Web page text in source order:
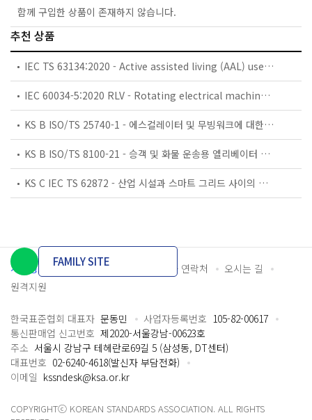
함께 구입한 상품이 존재하지 않습니다.
추천 상품
IEC TS 63134:2020 - Active assisted living (AAL) use cases
IEC 60034-5:2020 RLV - Rotating electrical machines - Part 5: Degrees of protection provided by the integral design of rotating electrical machines (IP code) - Classification
KS B ISO/TS 25740-1 - 에스컬레이터 및 무빙워크에 대한 안전요건 — 제1부: 세계공통 필수 안전요건(GESRs)
KS B ISO/TS 8100-21 - 승객 및 화물 운송용 엘리베이터 —제21부: 세계공통 필수안전요건(GESRs)을 충족하는 세계공통 안전 파라미터(GSPs)
KS C IEC TS 62872 - 산업 시설과 스마트 그리드 사이의 산업 공정 측정, 제어 및 자동화 시스템 인터페이스
개인정보처리방침 이용약관 담당자 연락처
오시는 길
원격지원
FAMILY SITE
한국표준협회 대표자 문동민 사업자등록번호 105-82-00617
통신판매업 신고번호 제2020-서울강남-00623호
주소 서울시 강남구 테헤란로69길 5 (삼성동, DT센터)
대표번호 02-6240-4618(발신자 부담전화)
이메일 kssndesk@ksa.or.kr
COPYRIGHTⓒ KOREAN STANDARDS ASSOCIATION. ALL RIGHTS